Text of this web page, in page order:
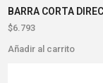
BARRA CORTA
$6.793
Añadir al carrito